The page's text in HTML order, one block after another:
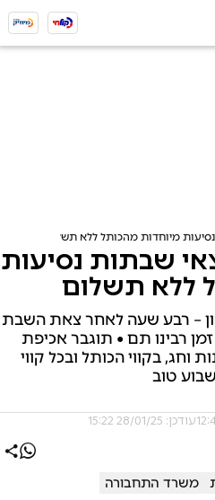
מיוחדות מהכותל ללא תשלום
שבתות נסיעות
ללא תשלום
– רבע שעה לאחר צאת השבת
רבינו תם • תוגבר אכיפת
בקווי הכותל ובכל קווי
טוב
עודכן: 28/01/25 15:22
משרד התחבורה